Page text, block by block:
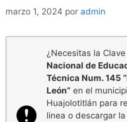
marzo 1, 2024 por admin
¿Necesitas la Clave
Nacional de
Técnica Num. 145
León” en el
Huajolotitlán para
linea o descargar